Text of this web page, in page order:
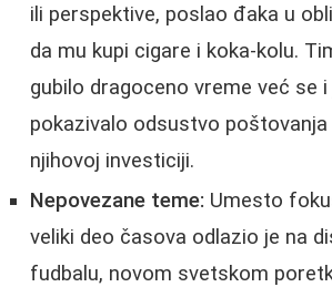
ili perspektive, poslao đaka u
da mu kupi cigare i koka-kolu.
gubilo dragoceno vreme već se
pokazivalo odsustvo
njihovoj investiciji.
Nepovezane teme: Umesto
veliki deo časova odlazio je na
fudbalu, novom svetskom